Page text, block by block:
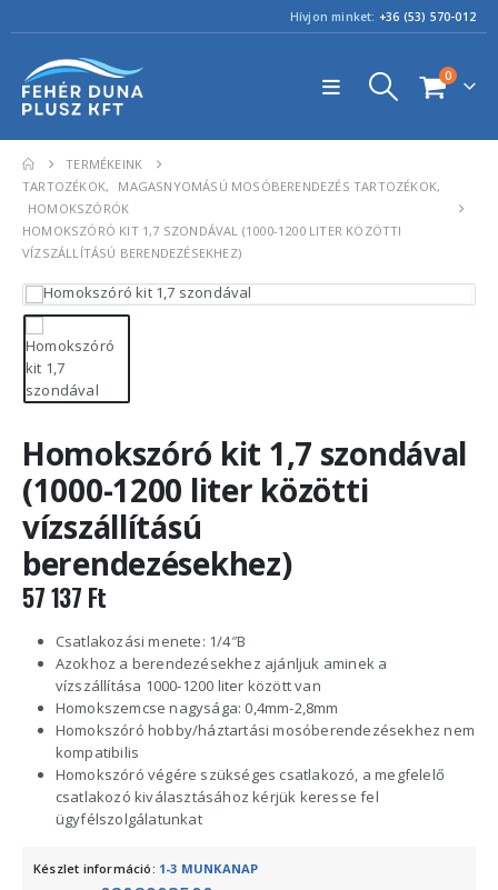
Hívjon minket: +36 (53) 570-012
0
TERMÉKEINK
TARTOZÉKOK, MAGASNYOMÁSÚ MOSÓBERENDEZÉS TARTOZÉKOK,
HOMOKSZÓRÓK
HOMOKSZÓRÓ KIT 1,7 SZONDÁVAL (1000-1200 LITER KÖZÖTTI
VÍZSZÁLLÍTÁSÚ BERENDEZÉSEKHEZ)
Homokszóró kit 1,7 szondával
(1000-1200 liter közötti
vízszállítású
berendezésekhez)
57 137 Ft
Csatlakozási menete: 1/4″B
Azokhoz a berendezésekhez ajánljuk aminek a
vízszállítása 1000-1200 liter között van
Homokszemcse nagysága: 0,4mm-2,8mm
Homokszóró hobby/háztartási mosóberendezésekhez nem
kompatibilis
Homokszóró végére szükséges csatlakozó, a megfelelő
csatlakozó kiválasztásához kérjük keresse fel
ügyfélszolgálatunkat
Készlet információ: 1-3 MUNKANAP